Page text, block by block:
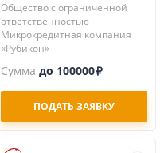
Общество с ограниченной
ответственностью
Микрокредитная компания
«Рубикон»
Сумма до 100000
ПОДАТЬ ЗАЯВКУ